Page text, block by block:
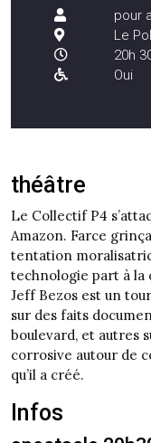
pour
Le
20h
Oui
théâtre
Le Collectif P4
Amazon. Farce
tentation
technologie part à la
Jeff Bezos est un
sur des faits
boulevard, et autres
corrosive autour de
qu’il a créé.
Infos